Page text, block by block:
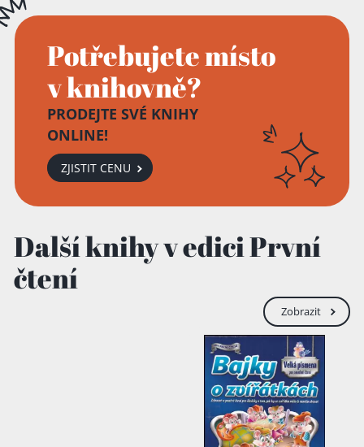
Potřebujete místo
v knihovně?
PRODEJTE SVÉ KNIHY
ONLINE!
ZJISTIT CENU
Další knihy v edici První
čtení
Zobrazit
Přidáno do košíku!